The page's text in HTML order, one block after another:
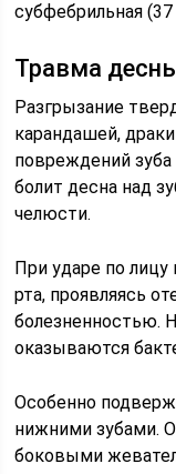
субфебрильная
Травма
Разгрызание
карандашей,
повреждений
болит десна над
челюсти.
При ударе по лицу
рта, проявляясь
болезненностью.
оказываются
Особенно
нижними зубами.
боковыми